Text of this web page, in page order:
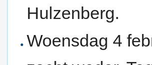
Hulzenberg.
Woensdag 4